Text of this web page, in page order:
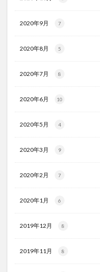
2020年9月 7
2020年8月 5
2020年7月 8
2020年6月 10
2020年5月 4
2020年3月 9
2020年2月 7
2020年1月 6
2019年12月 8
2019年11月 8